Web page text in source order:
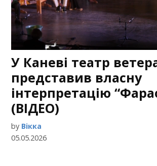
У Каневі театр
представив власну
інтерпретацію
(ВІДЕО)
by Вікка
05.05.2026